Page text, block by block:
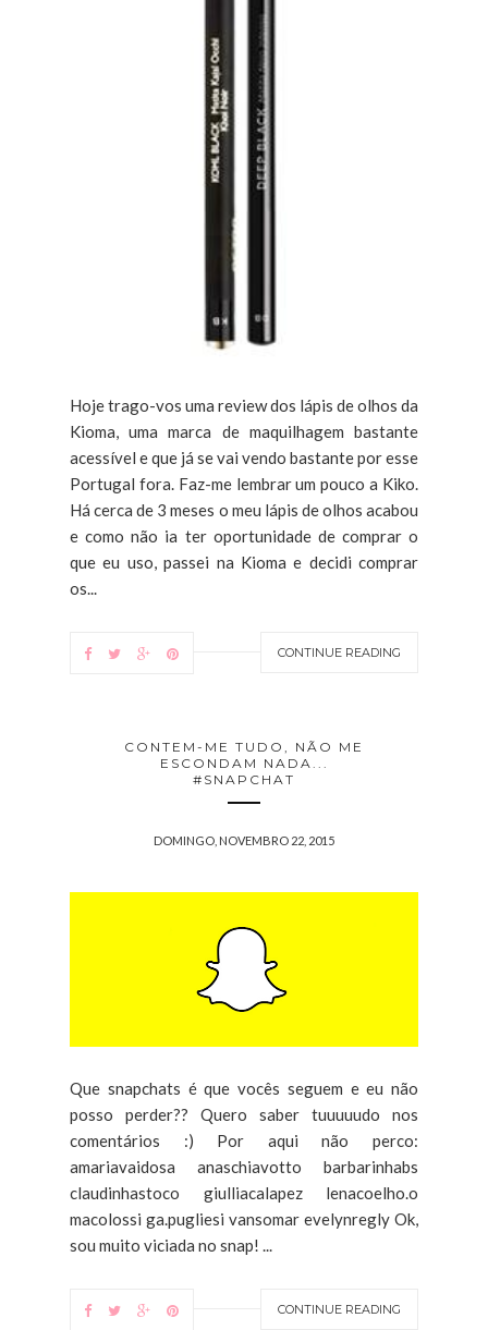
Hoje trago-vos uma review dos lápis de olhos da
Kioma, uma marca de maquilhagem bastante
acessível e que já se vai vendo bastante por esse
Portugal fora. Faz-me lembrar um pouco a Kiko.
Há cerca de 3 meses o meu lápis de olhos acabou
e como não ia ter oportunidade de comprar o
que eu uso, passei na Kioma e decidi comprar
os...
CONTINUE READING
CONTEM-ME TUDO, NÃO ME
ESCONDAM NADA...
#SNAPCHAT
DOMINGO, NOVEMBRO 22, 2015
Que snapchats é que vocês seguem e eu não
posso perder?? Quero saber tuuuuudo nos
comentários :) Por aqui não perco:
amariavaidosa anaschiavotto barbarinhabs
claudinhastoco giulliacalapez lenacoelho.o
macolossi ga.pugliesi vansomar evelynregly Ok,
sou muito viciada no snap! ...
CONTINUE READING